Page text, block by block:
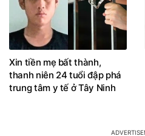
Xin tiền mẹ bất thành,
thanh niên 24 tuổi đập phá
trung tâm y tế ở Tây Ninh